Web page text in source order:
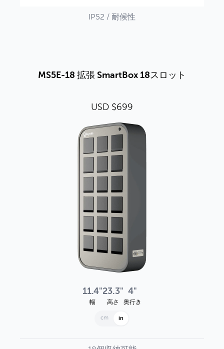
IP52 / 耐候性
MS5E-18 拡張 SmartBox 18スロット
USD $699
11.4"
幅
23.3"
高さ
4"
奥行き
cm in